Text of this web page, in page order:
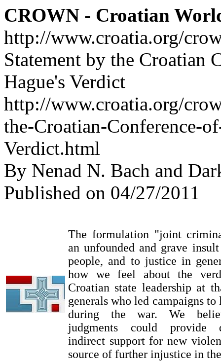
CROWN - Croatian
http://www.croatia.org/
Statement by the Croatian
Hague's Verdict
http://www.croatia.org/
the-Croatian-Conference-
Verdict.html
By Nenad N. Bach and
Published on 04/27/2011
The formulation "joint
an unfounded and grave
people, and to justice in
how we feel about the
Croatian state leadership at
generals who led campaigns
during the war. We
judgments could provide
indirect support for new
source of further injustice in